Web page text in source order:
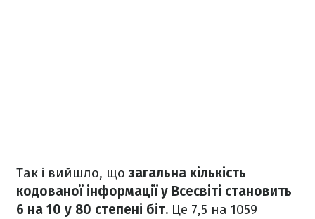
Так і вийшло, щозагальна кількість
кодованої інформації у Всесвіті становить
6 на 10 у 80 степені біт. Це 7,5 на 1059